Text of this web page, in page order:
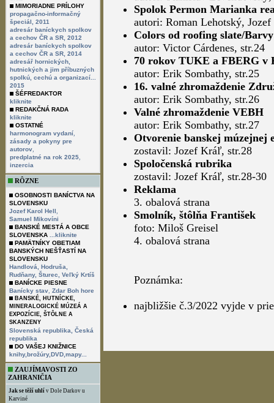
MIMORIADNE PRÍLOHY
propagačno-informačný
špeciál, 2011
adresár baníckych spolkov
a cechov ČR a SR, 2012
adresár baníckych spolkov
a cechov ČR a SR, 2014
adresář hornických,
hutnických a jim příbuzných
spolkú, cechú a organizací...
2015
ŠÉFREDAKTOR
kliknite
REDAKČNÁ RADA
kliknite
OSTATNÉ
harmonogram vydaní
zásady a pokyny pre
autorov
predplatné na rok 2025
inzercia
RÔZNE
OSOBNOSTI BANÍCTVA NA
SLOVENSKU
Jozef Karol Hell
Samuel Mikovíni
BANSKÉ MESTÁ A OBCE
SLOVENSKA
...kliknite
PAMÄTNÍKY OBETIAM
BANSKÝCH NEŠŤASTÍ NA
SLOVENSKU
Handlová,
Hodruša,
Rudňany, Šturec,
Veľký Krtíš
BANÍCKE PIESNE
Banícky stav Zdar Boh hore
BANSKÉ, HUTNÍCKE,
MINERALOGICKÉ MÚZEÁ A
EXPOZÍCIE, ŠTÔLNE A
SKANZENY
Slovenská republika,
Česká
republika
DO VAŠEJ KNIŽNICE
knihy,brožúry,DVD,mapy...
ZAUJÍMAVOSTI ZO
ZAHRANIČIA
Jak se těží uhlí v Dole Darkov u
Karviné
Spolok Permon Marianka
autori: Roman Lehotský,
Colors od roofing slate/
autor: Victor Cárdenes, str.24
70 rokov TUKE a FBERG v
autor: Erik Sombathy, str.25
16. valné zhromaždenie
autor: Erik Sombathy, str.26
Valné zhromaždenie VEBH
autor: Erik Sombathy, str.27
Otvorenie banskej múzejnej
zostavil: Jozef Kráľ, str.28
Spoločenská rubrika
zostavil: Jozef Kráľ, str.28-30
Reklama
3. obalová strana
Smolník, štôlňa František
foto: Miloš Greisel
4. obalová strana
Poznámka:
najbližšie č.3/2022 vyjde v